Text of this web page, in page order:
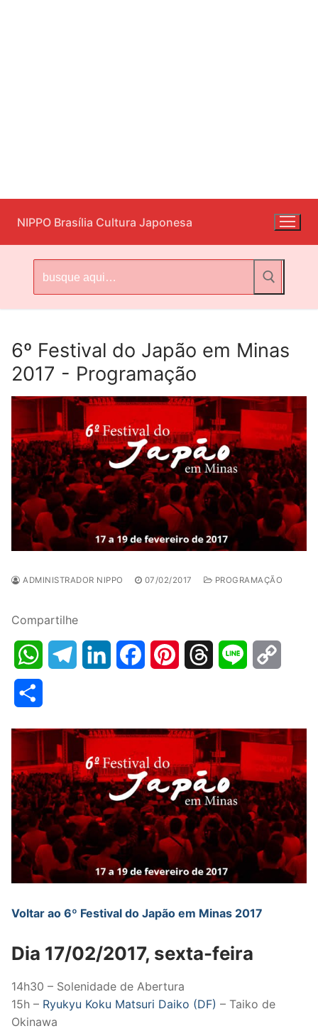
para
o
conteúdo
NIPPO Brasília Cultura Japonesa
por:
6º Festival do Japão em Minas
2017 - Programação
ADMINISTRADOR NIPPO 07/02/2017 PROGRAMAÇÃO
Compartilhe
WhatsAppTelegramLinkedInFacebookPinterestThreads Line
Voltar ao 6º Festival do Japão em Minas 2017
Dia 17/02/2017, sexta-feira
14h30 – Solenidade de Abertura
15h – Ryukyu Koku Matsuri Daiko (DF) – Taiko de
Okinawa